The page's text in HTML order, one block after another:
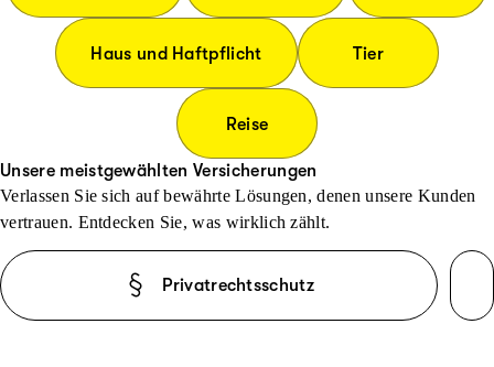
Haus und Haftpflicht Tier
Reise
Unsere meistgewählten Versicherungen
Verlassen Sie sich auf bewährte Lösungen, denen unsere Kunden
vertrauen. Entdecken Sie, was wirklich zählt.
Privatrechtsschutz